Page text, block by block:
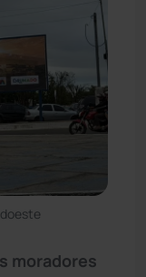
moradores